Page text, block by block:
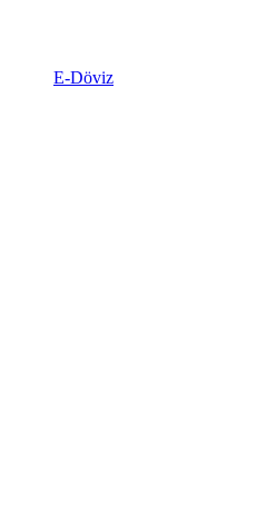
E-Döviz